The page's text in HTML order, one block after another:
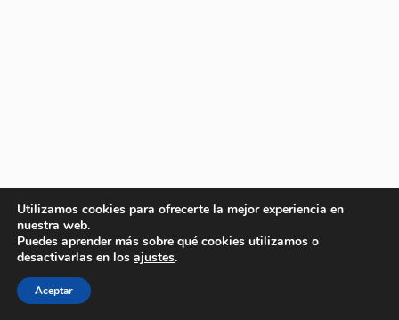
Utilizamos cookies para ofrecerte la mejor experiencia en
nuestra web.
Puedes aprender más sobre qué cookies utilizamos o
desactivarlas en los ajustes.
Aceptar